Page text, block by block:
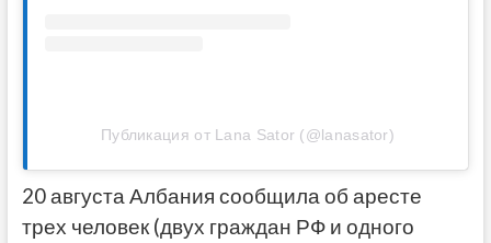
Публикация от Lana Sator (@lanasator)
20 августа Албания сообщила об аресте
трех человек (двух граждан РФ и одного